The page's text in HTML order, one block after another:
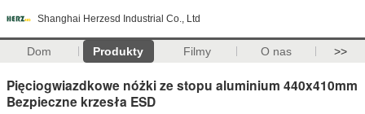
Shanghai Herzesd Industrial Co., Ltd
Dom Produkty Filmy O nas >>
Pięciogwiazdkowe nóżki ze stopu aluminium 440x410mm
Bezpieczne krzesła ESD